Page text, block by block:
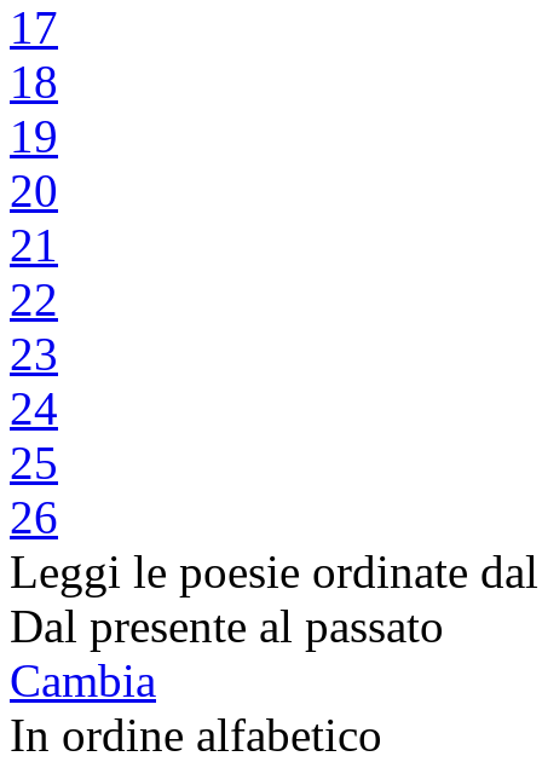
17
18
19
20
21
22
23
24
25
26
Leggi le poesie ordinate
Dal presente al passato
Cambia
In ordine alfabetico